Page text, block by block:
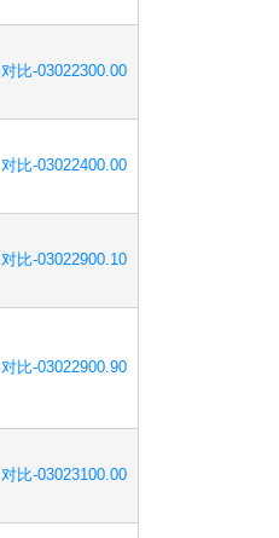
对比-03022300.00
对比-03022400.00
对比-03022900.10
对比-03022900.90
对比-03023100.00